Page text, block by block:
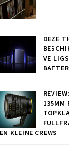
DEZE
135MM
EN KLEINE CREWS